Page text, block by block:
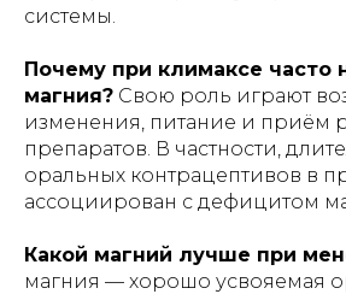
системы.
Почему при климаксе часто
магния? Свою роль играют
изменения, питание и приём
препаратов. В частности,
оральных контрацептивов в
ассоциирован с дефицитом
Какой магний лучше при
магния — хорошо усвояемая
Информация, размещённая на сайте, носит
ознакомительный характер и не является
Перед применением рекомендуется
проконсультироваться со специалистом.
ООО «Inso Farm Deluxe» официальный
дистрибутор бренда GREENWELL
на территории Республики Узбекистан.
Каталог
Пользовательское
соглашение
Положение по обработке персональных
Где купить